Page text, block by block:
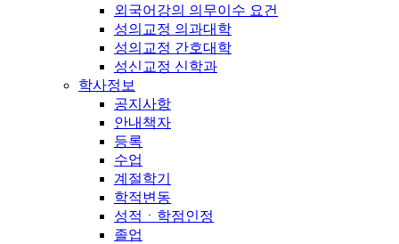
외국어강의 의무이수 요건
성의교정 의과대학
성의교정 간호대학
성신교정 신학과
학사정보
공지사항
안내책자
등록
수업
계절학기
학적변동
성적ㆍ학점인정
졸업